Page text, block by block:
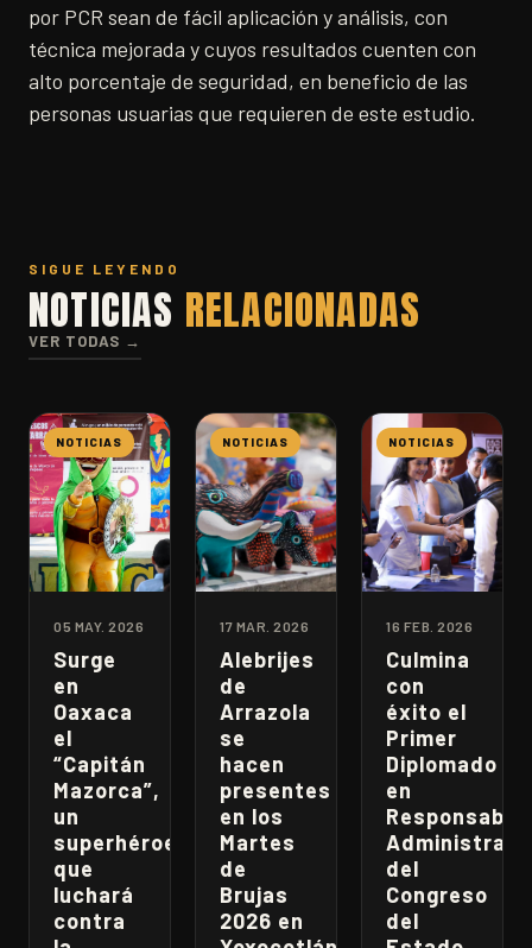
por PCR sean de fácil aplicación y análisis, con
técnica mejorada y cuyos resultados cuenten con
alto porcentaje de seguridad, en beneficio de las
personas usuarias que requieren de este estudio.
SIGUE LEYENDO
NOTICIAS RELACIONADAS
VER TODAS →
NOTICIAS
05 MAY. 2026
Surge
en
Oaxaca
el
“Capitán
Mazorca”,
un
superhéroe
que
luchará
contra
NOTICIAS
17 MAR. 2026
Alebrijes
de
Arrazola
se
hacen
presentes
en los
Martes
de
Brujas
2026 en
NOTICIAS
16 FEB. 2026
Culmina
con
éxito el
Primer
Diplomado
en
del
Congreso
del